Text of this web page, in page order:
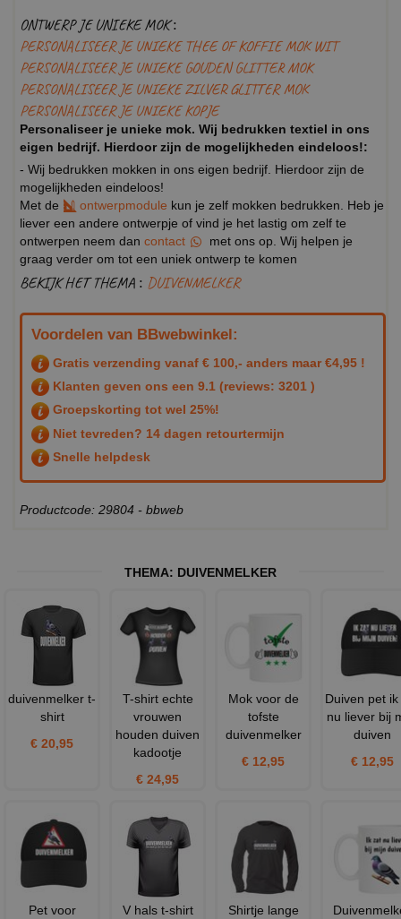
ONTWERP JE UNIEKE MOK :
PERSONALISEER JE UNIEKE THEE OF KOFFIE MOK WIT
PERSONALISEER JE UNIEKE GOUDEN GLITTER MOK
PERSONALISEER JE UNIEKE ZILVER GLITTER MOK
PERSONALISEER JE UNIEKE KOPJE
Personaliseer je unieke mok. Wij bedrukken textiel in ons
eigen bedrijf. Hierdoor zijn de mogelijkheden eindeloos!:
- Wij bedrukken mokken in ons eigen bedrijf. Hierdoor zijn de
mogelijkheden eindeloos!
Met de
ontwerpmodule kun je zelf mokken bedrukken. Heb je
liever een andere ontwerpje of vind je het lastig om zelf te
ontwerpen neem dan contact
met ons op. Wij helpen je
graag verder om tot een uniek ontwerp te komen
BEKIJK HET THEMA : DUIVENMELKER
Voordelen van BBwebwinkel:
Gratis verzending vanaf € 100,- anders maar €4,95 !
Klanten geven ons een 9.1 (reviews: 3201 )
Groepskorting tot wel 25%!
Niet tevreden? 14 dagen retourtermijn
Snelle helpdesk
Productcode: 29804 - bbweb
THEMA: DUIVENMELKER
duivenmelker t-
shirt
€ 20,95
T-shirt echte
vrouwen
houden duiven
kadootje
€ 24,95
Mok voor de
tofste
duivenmelker
€ 12,95
Duiven pet
nu liever bij
duiven
€ 12,95
Pet voor
V hals t-shirt
Shirtje lange